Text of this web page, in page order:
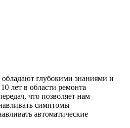
глубокими знаниями и
лет в области ремонта
что позволяет нам
симптомы
автоматические